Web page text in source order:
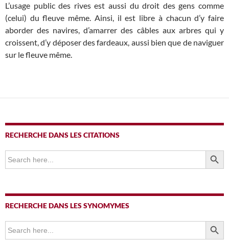
L’usage public des rives est aussi du droit des gens comme
(celui) du fleuve même. Ainsi, il est libre à chacun d’y faire
aborder des navires, d’amarrer des câbles aux arbres qui y
croissent, d’y déposer des fardeaux, aussi bien que de naviguer
sur le fleuve même.
RECHERCHE DANS LES CITATIONS
Search
for:
SEARCH
RECHERCHE DANS LES SYNOMYMES
Search
for:
SEARCH